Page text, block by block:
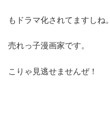
もドラマ化されてますしね。
売れっ子漫画家です。
こりゃ見逃せませんぜ！